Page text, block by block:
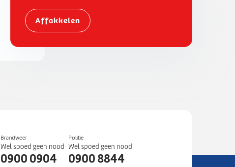
Affakkelen
Brandweer
Wel spoed geen nood
0900 0904
Politie
Wel spoed geen nood
0900 8844